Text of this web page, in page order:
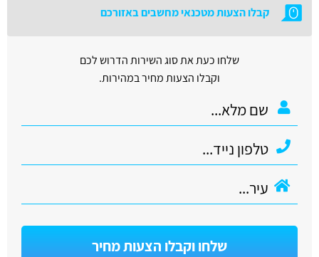
קבלו הצעות מטכנאי מחשבים באזורכם
שלחו כעת את סוג השירות הדרוש לכם
וקבלו הצעות מחיר במהירות.
שלחו וקבלו הצעות מחיר